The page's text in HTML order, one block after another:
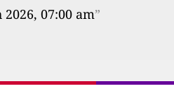
07:00 am”